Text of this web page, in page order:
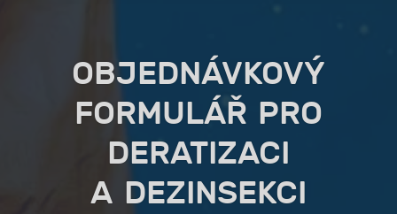
OBJEDNÁVKOVÝ
FORMULÁŘ PRO
DERATIZACI
A DEZINSEKCI